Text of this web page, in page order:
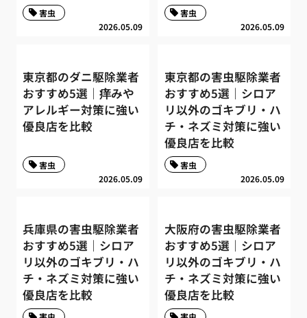
2026.05.09
害虫
2026.05.09
害虫
東京都のダニ駆除業者
おすすめ5選｜痒みや
アレルギー対策に強い
優良店を比較
2026.05.09
害虫
東京都の害虫駆除業者
おすすめ5選｜シロア
リ以外のゴキブリ・ハ
チ・ネズミ対策に強い
優良店を比較
2026.05.09
害虫
兵庫県の害虫駆除業者
おすすめ5選｜シロア
リ以外のゴキブリ・ハ
チ・ネズミ対策に強い
優良店を比較
大阪府の害虫駆除業者
おすすめ5選｜シロア
リ以外のゴキブリ・ハ
チ・ネズミ対策に強い
優良店を比較